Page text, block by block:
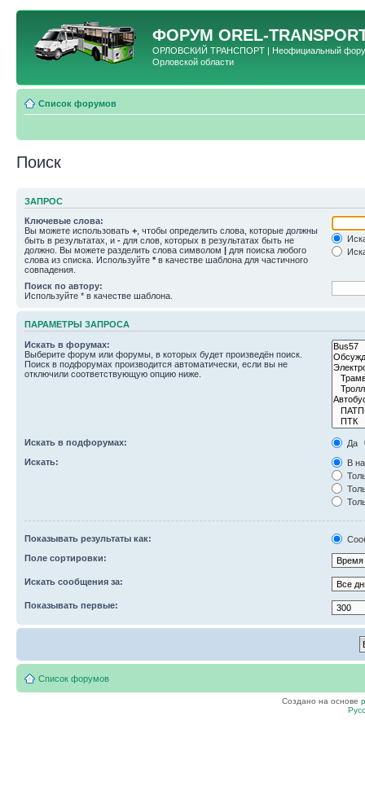
ФОРУМ OREL-
ОРЛОВСКИЙ ТРАНСПОРТ | Неофициальный форум
Орловской области
Список форумов
Поиск
ЗАПРОС
Ключевые слова:
Вы можете использовать + , чтобы определить слова, которые должны
быть в результатах, и - для слов, которых в результатах быть не
должно. Вы можете разделить слова символом | для поиска любого
слова из списка. Используйте * в качестве шаблона для частичного
совпадения.
Поиск по автору:
Используйте * в качестве шаблона.
ПАРАМЕТРЫ ЗАПРОСА
Искать в форумах:
Выберите форум или форумы, в которых будет произведён поиск.
Поиск в подфорумах производится автоматически, если вы не
отключили соответствующую опцию ниже.
Искать в подфорумах:
Да
Искать:
В
Показывать результаты как:
Поле сортировки:
Искать сообщения за:
Показывать первые:
Список форумов
Создано на основе